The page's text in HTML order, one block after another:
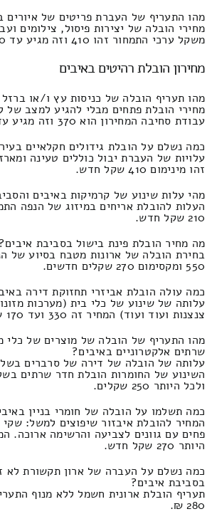
מהו התעריף של העברת פריטים של איורים
מחירי הובלה של יצירות פיסול, צילומים
משקל ערכי התמחור זהו 410 וזה מגיע עד 180 שקלים חדשים.
מחירון הובלת רהיטים באיבים
מהו תעריף הובלה של כניסות עץ ו/או ברזל
מחירי הובלת פתחים מבלי להגיע למצב של
עבודת סחיבה המחירון הוא 370 וזה מגיע עד 210 שקל.
כמה נשלם על הובלת גידולים חקלאיים
עלויות של העברת יבול כוללים טעינה
זהו מינימום 410 שקל חדש.
מהי עלות שינוע של קרמיקות באיבים
210 שקל חדש.
מה מחיר הובלת פינת בישול בסביבת איבים?
בחירת הובלה של ארונות מטבח בסיוע של
550 ומקסימום 270 שקלים חדשים.
כמה עולה הובלת אביזרי תחזוקת דירה
עלותה של שינוע של כלי בית (מערכות
צנצנות ועוד ועוד) המחיר זה 330 ועד 170 שקלים.
מהו התעריף של הובלה של מוצרים של כלי
שרתים אלקטרוניים באיבים?
עלותה של הובלה של דירה של סרברים
ולכל היותר 250 שקלים.
כמה תשלמו על הובלה של חומרי בניין
המחיר להובלת איבזור שיפוצים למשל:
היותר 270 שקל חדש.
כמה נשלם על העברה של ארון תקשורת לא
בסביבת איבים?
280 ₪.